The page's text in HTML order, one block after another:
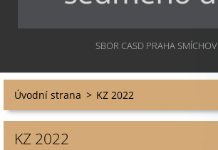
SBOR CASD PRAHA SMÍCHOV
Úvodní strana > KZ 2022
KZ 2022